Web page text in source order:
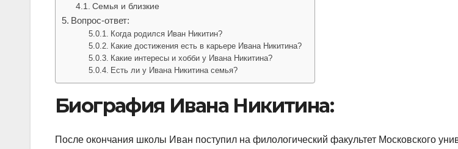
Семья и близкие
Вопрос-ответ:
Когда родился Иван Никитин?
Какие достижения есть в карьере Ивана Никитина?
Какие интересы и хобби у Ивана Никитина?
Есть ли у Ивана Никитина семья?
Биография Ивана Никитина:
После окончания школы Иван поступил на филологический факультет Московского